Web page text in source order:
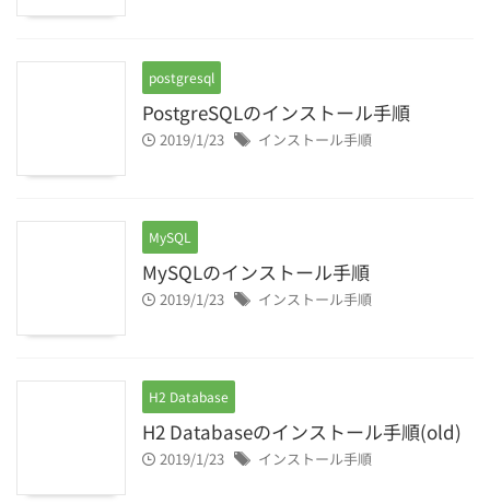
postgresql
PostgreSQLのインストール手順
2019/1/23 インストール手順
MySQL
MySQLのインストール手順
2019/1/23 インストール手順
H2 Database
H2 Databaseのインストール手順(old)
2019/1/23 インストール手順